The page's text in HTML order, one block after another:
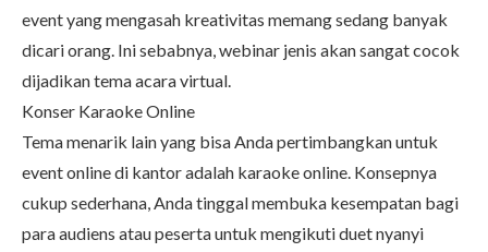
event yang mengasah kreativitas memang sedang banyak
dicari orang. Ini sebabnya, webinar jenis akan sangat cocok
dijadikan tema acara virtual.
Konser Karaoke Online
Tema menarik lain yang bisa Anda pertimbangkan untuk
event online di kantor adalah karaoke online. Konsepnya
cukup sederhana, Anda tinggal membuka kesempatan bagi
para audiens atau peserta untuk mengikuti duet nyanyi